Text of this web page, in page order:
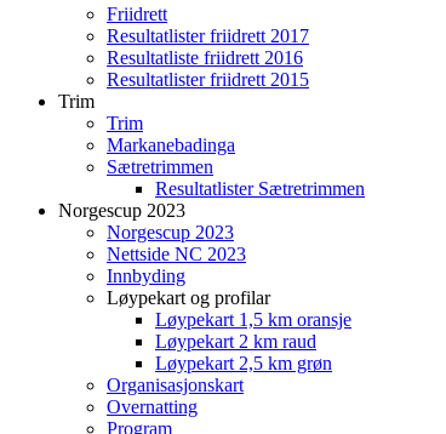
Friidrett
Resultatlister friidrett 2017
Resultatliste friidrett 2016
Resultatlister friidrett 2015
Trim
Trim
Markanebadinga
Sætretrimmen
Resultatlister Sætretrimmen
Norgescup 2023
Norgescup 2023
Nettside NC 2023
Innbyding
Løypekart og profilar
Løypekart 1,5 km oransje
Løypekart 2 km raud
Løypekart 2,5 km grøn
Organisasjonskart
Overnatting
Program